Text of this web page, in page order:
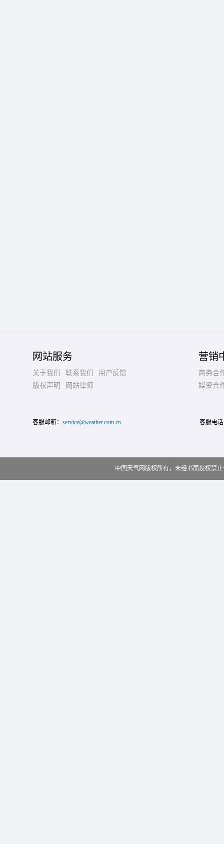
网站服务
关于我们 联系我们
用户反馈
版权声明
网站律师
营销
商务合
媒资合
客服邮箱： service@weather.com.cn 客服电
中国天气网版权所有，未经书面授权